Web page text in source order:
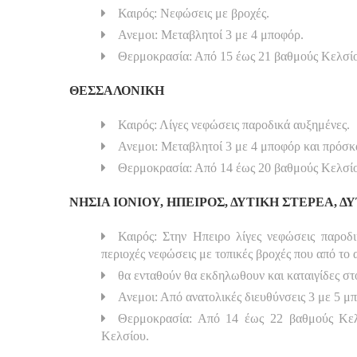
Καιρός: Νεφώσεις με βροχές.
Ανεμοι: Μεταβλητοί 3 με 4 μποφόρ.
Θερμοκρασία: Από 15 έως 21 βαθμούς
ΘΕΣΣΑΛΟΝΙΚΗ
Καιρός: Λίγες νεφώσεις παροδικά αυξημένες.
Ανεμοι: Μεταβλητοί 3 με 4 μποφόρ και
Θερμοκρασία: Από 14 έως 20 βαθμούς
ΝΗΣΙΑ ΙΟΝΙΟΥ, ΗΠΕΙΡΟΣ, ΔΥΤΙΚΗ ΣΤΕΡΕΑ,
Καιρός: Στην Ηπειρο λίγες νεφώσεις
περιοχές νεφώσεις με τοπικές βροχές που από το
θα ενταθούν θα εκδηλωθουν και καταιγίδες
Ανεμοι: Από ανατολικές διευθύνσεις 3 με 5
Θερμοκρασία: Από 14 έως 22 βαθμούς
Κελσίου.